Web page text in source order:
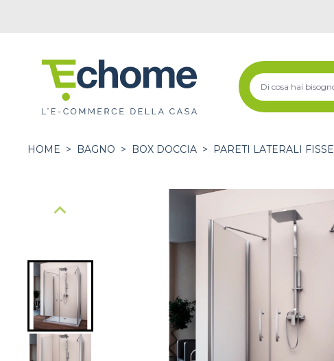
HOME > BAGNO > BOX DOCCIA > PARETI LATERALI FISSE